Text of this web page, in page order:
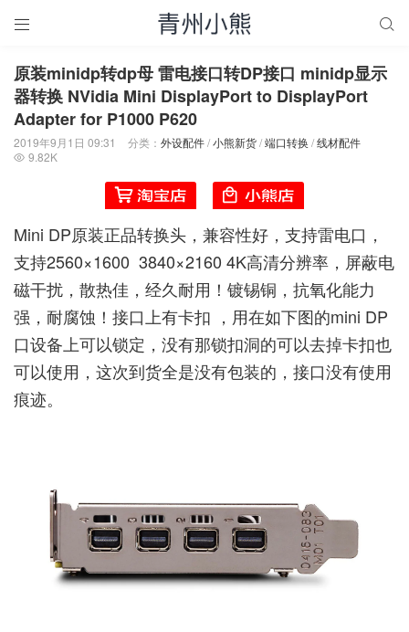
 
原装minidp转dp母 雷电接口转DP接口 minidp显示
器转换 NVidia Mini DisplayPort to DisplayPort
Adapter for P1000 P620
2019年9月1日 09:31 分类： 外设配件/小熊新货/端口转换 /线材配件
 9.82K
Mini DP原装正品转换头，兼容性好，支持雷电口，
支持2560×1600 3840×2160 4K高清分辨率，屏蔽电
磁干扰，散热佳，经久耐用！镀锡铜，抗氧化能力
强，耐腐蚀！接口上有卡扣 ，用在如下图的mini DP
口设备上可以锁定，没有那锁扣洞的可以去掉卡扣也
可以使用，这次到货全是没有包装的，接口没有使用
痕迹。